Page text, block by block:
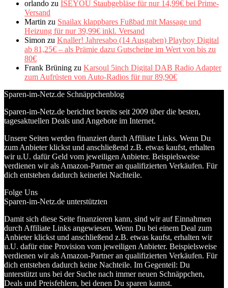
orlando zu ISEYOU Staubgebläse für nur 14,99€ bei Prime-
Versand
Martin zu Snailax klappbares Fußbad mit Massage und
Heizung für nur 39,99€ inkl. Versand
Simon zu Knaller! Jahresabo (14 Ausgaben) Playboy Digital
ab 81,25€ – als Prämie dazu Gutscheine im Wert von bis zu
80€
Frank Brüning zu Karsoul 5inch Digital DAB Radio Adapter
zum Aufrüsten von Auto-Radios für nur 89,90€
Sparen-im-Netz.de Schnäppchenblog
Sparen-im-Netz.de berichtet bereits seit 2009 über die besten,
tagesaktuellen Deals und Angebote im Internet.
Unsere Seiten werden finanziert durch Affiliate Links. Wenn Du
zum Anbieter klickst und anschließend z.B. etwas kaufst, erhalten
wir u.U. dafür Geld vom jeweiligen Anbieter. Beispielsweise
verdienen wir als Amazon-Partner an qualifizierten Verkäufen. Für
dich entstehen dadurch keinerlei Nachteile.
Folge Uns
Sparen-im-Netz.de unterstützten
Damit sich diese Seite finanzieren kann, sind wir auf Einnahmen
durch Affiliate Links angewiesen. Wenn Du bei einem Deal zum
Anbieter klickst und anschließend z.B. etwas kaufst, erhalten wir
u.U. dafür eine Provision vom jeweiligen Anbieter. Beispielsweise
verdienen wir als Amazon-Partner an qualifizierten Verkäufen. Für
dich entstehen dadurch keine Nachteile. Im Gegenteil: Du
unterstützt uns bei der Suche nach immer neuen Schnäppchen,
Deals und Preisfehlern, bei denen Du sparen kannst.